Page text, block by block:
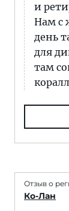
и
Нам с
день
для
там
Отзыв о
Ко-Лан